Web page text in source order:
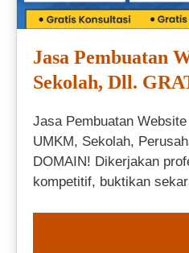
Jasa Pembuatan
Sekolah, Dll.
Jasa Pembuatan
UMKM, Sekolah,
DOMAIN! Dikerjakan
kompetitif, buktikan